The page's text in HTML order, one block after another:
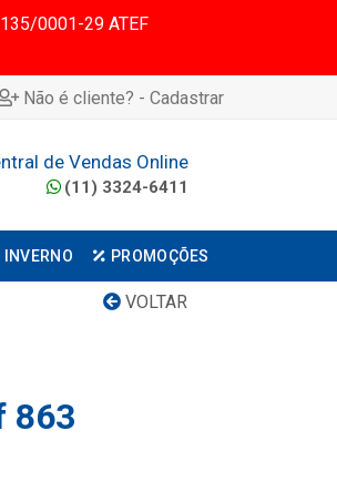
0001-29 ATEF
Não é cliente? - Cadastrar
de Vendas Online
(11) 3324-6411
INVERNO PROMOÇÕES
VOLTAR
863